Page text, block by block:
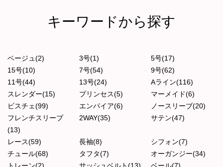
キーワードから探す
ベージュ(2) 3号(1)
5号(17)
15号(10)
7号(54)
9号(62)
11号(44)
13号(24)
Aライン(116)
スレンダー(15)
プリンセス(5)
マーメイド(6)
ビスチェ(99)
エンパイア(6)
ノースリーブ(20)
フレンチスリーブ
(13)
2WAY(35) サテン(47)
レース(59) 長袖(8)
シフォン(7)
チュール(68)
タフタ(7)
オーガンジー(34)